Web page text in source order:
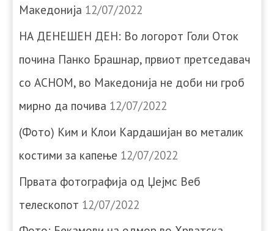
Македонија 12/07/2022
НА ДЕНЕШЕН ДЕН: Во логорот Голи Оток
почина Панко Брашнар, првиот претседавач
со АСНОМ, во Македонија не доби ни гроб
мирно да почива 12/07/2022
(Фото) Ким и Клои Кардашијан во металик
костими за капење 12/07/2022
Првата фотографија од Џејмс Веб
телескопот 12/07/2022